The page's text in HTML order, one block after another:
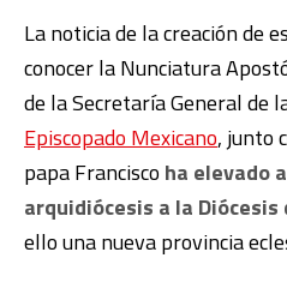
La noticia de la creación de
conocer la Nunciatura
de la Secretaría General de
Episcopado Mexicano, junto
papa Francisco ha elevado
arquidiócesis a la Diócesis
ello una nueva provincia